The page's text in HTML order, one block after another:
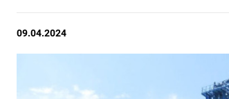
09.04.2024